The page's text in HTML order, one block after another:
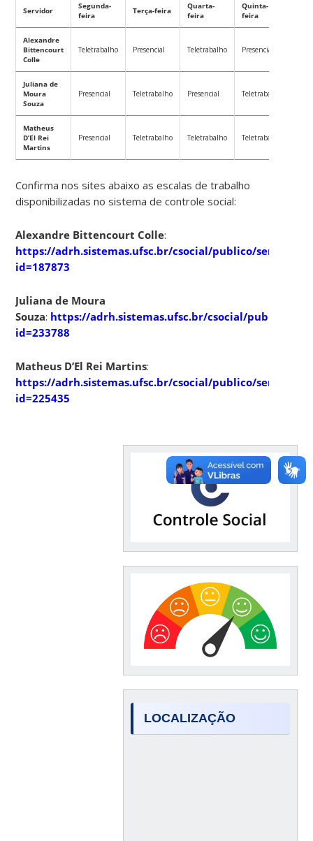
Servidor
Segunda-
feira
Terça-feira
Quarta-
feira
Quinta-
feira
Alexandre
Bittencourt
Colle
Teletrabalho Presencial Teletrabalho Presencial
Juliana de
Moura
Souza
Presencial Teletrabalho Presencial Teletrabalho
Matheus
D’El Rei
Martins
Presencial Teletrabalho Teletrabalho Teletrabalho
Confirma nos sites abaixo as escalas de trabalho
disponibilizadas no sistema de controle social:
Alexandre Bittencourt Colle:
https://adrh.sistemas.ufsc.br/csocial/publico/
id=187873
Juliana de Moura
Souza: https://adrh.sistemas.ufsc.br/csocial/publico/
id=233788
Matheus D’El Rei Martins:
https://adrh.sistemas.ufsc.br/csocial/publico/
id=225435
LOCALIZAÇÃO